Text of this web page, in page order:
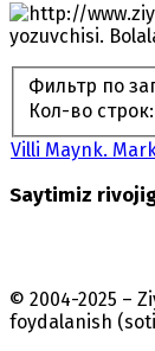
yozuvchisi.
Фильтр по
Кол-во строк:
Villi Maynk.
Saytimiz
© 2004-2025 –
foydalanish